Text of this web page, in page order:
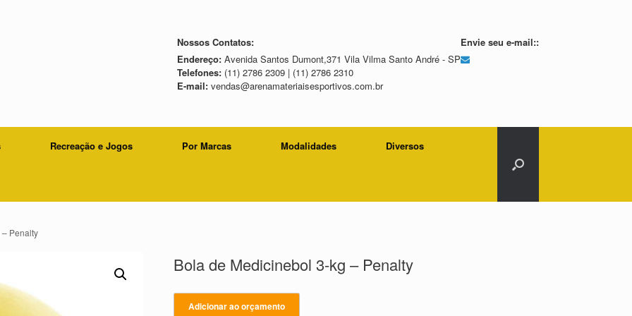
Nossos Contatos:
Endereço: Avenida Santos Dumont,371 Vila Vilma Santo André - SP
Telefones: (11) 2786 2309 | (11) 2786 2310
E-mail: vendas@arenamateriaisesportivos.com.br
Envie seu e-mail::
Recreação e Jogos Por Marcas Modalidades Diversos
Penalty
Bola de Medicinebol 3-kg – Penalty
Adicionar ao orçamento